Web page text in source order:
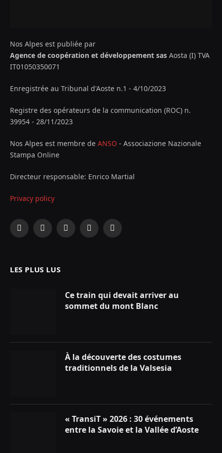
Nos Alpes est publiée par
Agence de coopération et développement sas Aosta (I) TVA
IT01050350071
Enregistrée au Tribunal d'Aoste n.1 - 4/10/2023
Registre des opérateurs de la communication (ROC) n.
39954 - 28/11/2023
Nos Alpes est membre de ANSO - Associazione Nazionale
Stampa Online
Directeur responsable: Enrico Martial
Privacy policy
Facebook
X
InstagramYouTubeLinkedIn
LES PLUS LUS
Ce train qui devait arriver au
sommet du mont Blanc
À la découverte des costumes
traditionnels de la Valsesia
« TransiT » 2026 : 30 événements
entre la Savoie et la Vallée d’Aoste